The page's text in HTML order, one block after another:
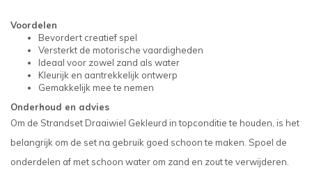
Voordelen
Bevordert creatief spel
Versterkt de motorische vaardigheden
Ideaal voor zowel zand als water
Kleurijk en aantrekkelijk ontwerp
Gemakkelijk mee te nemen
Onderhoud en advies
Om de Strandset Draaiwiel Gekleurd in topconditie te houden, is het
belangrijk om de set na gebruik goed schoon te maken. Spoel de
onderdelen af met schoon water om zand en zout te verwijderen.